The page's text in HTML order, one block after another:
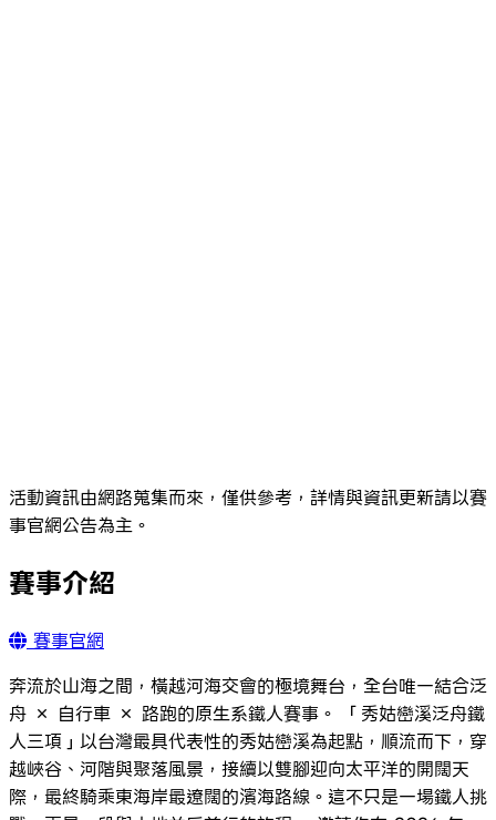
活動資訊由網路蒐集而來，僅供參考，詳情與資訊更新請以賽
事官網公告為主。
賽事介紹
賽事官網
奔流於山海之間，橫越河海交會的極境舞台，全台唯一結合泛
舟 × 自行車 × 路跑的原生系鐵人賽事。 「秀姑巒溪泛舟鐵
人三項」以台灣最具代表性的秀姑巒溪為起點，順流而下，穿
越峽谷、河階與聚落風景，接續以雙腳迎向太平洋的開闊天
際，最終騎乘東海岸最遼闊的濱海路線。這不只是一場鐵人挑